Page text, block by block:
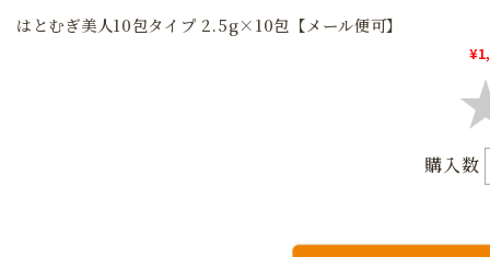
はとむぎ美人10包タイプ 2.5g×10包【メール便可】
購入数